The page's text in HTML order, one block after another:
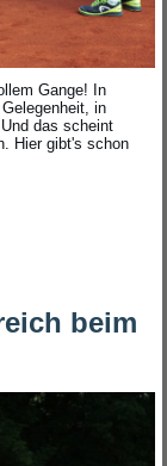
Gange! In
in
das scheint
Hier gibt's schon
beim